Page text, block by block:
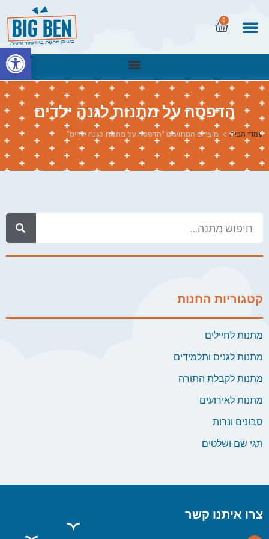
0
הדפסה על מתנות לגנה ילדים
עמוד הבית > מוצרים המתויגים “הדפסה על מתנות לגנה ילדים”
קטגוריות החנות
מתנות לחיילים
מתנות לגנים ותלמידים
מתנות לקבלת התורה
מתנות לאירועים
סבונים ונרות
תגי שם ושלטים
צרו איתנו קשר